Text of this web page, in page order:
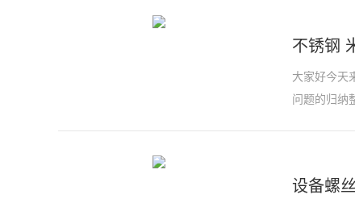
不锈钢
大家好今天
问题的归纳
设备螺